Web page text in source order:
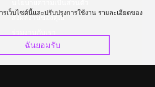
ส่งผลงานของคุณ
รเว็บไซต์นี้และปรับปรุงการใช้งาน รายละเอียดของ
ฉันยอมรับ